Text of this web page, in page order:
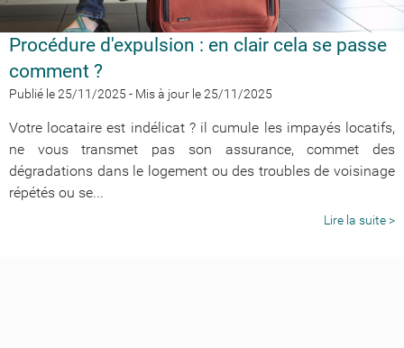
Procédure d'expulsion : en clair cela se passe
comment ?
Publié le 25/11/2025 - Mis à jour le 25/11/2025
Votre locataire est indélicat ? il cumule les impayés locatifs,
ne vous transmet pas son assurance, commet des
dégradations dans le logement ou des troubles de voisinage
répétés ou se...
Lire la suite >